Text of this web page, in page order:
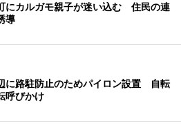
にカルガモ親子が迷い込む 住民の連
導
に路駐防止のためパイロン設置 自転
呼びかけ